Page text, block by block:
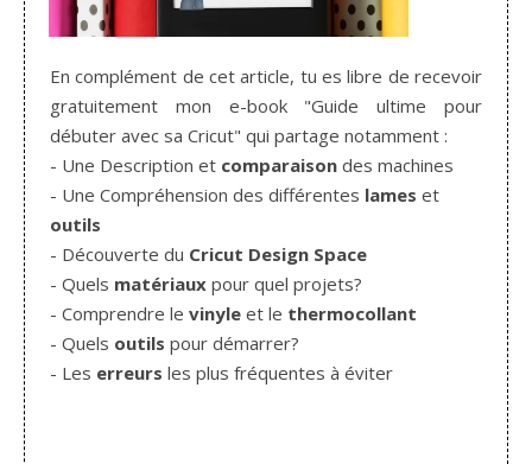
En complément de cet article, tu es libre de recevoir
gratuitement mon e-book "Guide ultime pour
débuter avec sa Cricut" qui partage notamment :
- Une Description et comparaison des machines
- Une Compréhension des différentes lames et
outils
- Découverte du Cricut Design Space
- Quels matériaux pour quel projets?
- Comprendre le vinyle et le thermocollant
- Quels outils pour démarrer?
- Les erreurs les plus fréquentes à éviter